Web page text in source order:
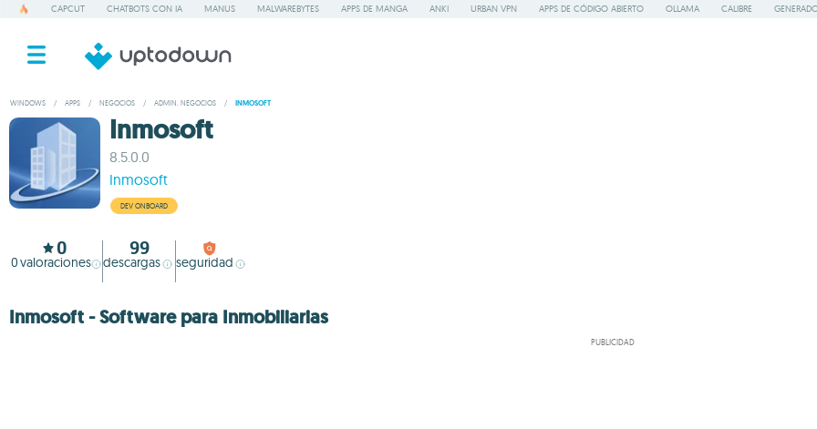
CAPCUT CHATBOTS CON IA MANUS MALWAREBYTES APPS DE MANGA ANKI URBAN VPN APPS DE CÓDIGO ABIERTO OLLAMA CALIBRE
WINDOWS / APPS / NEGOCIOS / ADMIN. NEGOCIOS / INMOSOFT
Inmosoft
8.5.0.0
Inmosoft
DEV ONBOARD
0
0valoraciones
99
descargas seguridad
Inmosoft - Software para Inmobiliarias
PUBLICIDAD